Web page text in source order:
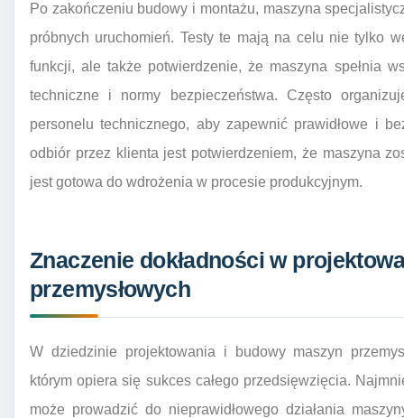
Po zakończeniu budowy i montażu, maszyna
próbnych uruchomień. Testy te mają na celu nie tylko
funkcji, ale także potwierdzenie, że maszyna spełnia
techniczne i normy bezpieczeństwa. Często
personelu technicznego, aby zapewnić prawidłowe i
odbiór przez klienta jest potwierdzeniem, że maszyna
jest gotowa do wdrożenia w procesie produkcyjnym.
Znaczenie dokładności w
przemysłowych
W dziedzinie projektowania i budowy maszyn
którym opiera się sukces całego przedsięwzięcia.
może prowadzić do nieprawidłowego działania